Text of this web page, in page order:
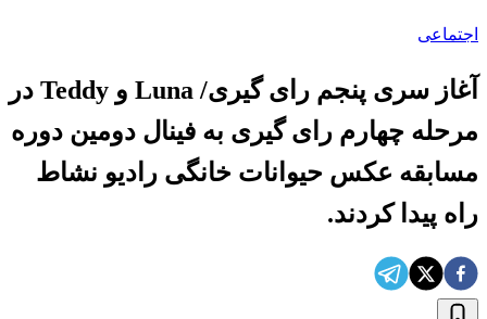
اجتماعی
آغاز سری پنجم رای گیری/ Luna و Teddy در
مرحله چهارم رای گیری به فینال دومین دوره
مسابقه عکس حیوانات خانگی رادیو نشاط
راه پیدا کردند.